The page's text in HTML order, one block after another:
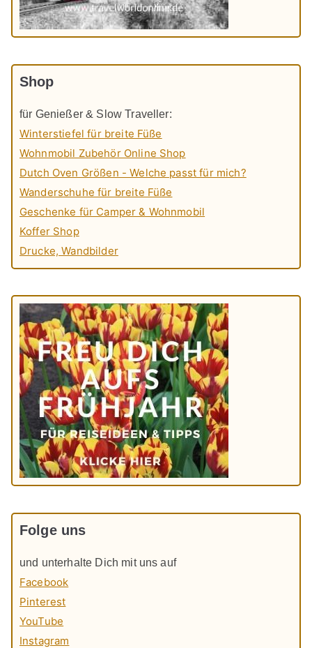
Shop
für Genießer & Slow Traveller:
Winterstiefel für breite Füße
Wohnmobil Zubehör Online Shop
Dutch Oven Größen - Welche passt für mich?
Wanderschuhe für breite Füße
Geschenke für Camper & Wohnmobil
Koffer Shop
Drucke, Wandbilder
Folge uns
und unterhalte Dich mit uns auf
Facebook
Pinterest
YouTube
Instagram